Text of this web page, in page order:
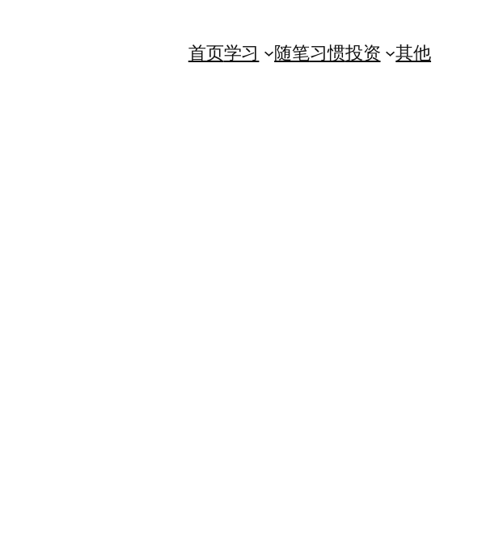
首页学习 随笔习惯投资 其他